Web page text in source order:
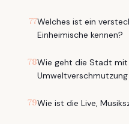
77Welches ist ein
Einheimische kennen?
78Wie geht die Stadt mit
79Wie ist die Live,